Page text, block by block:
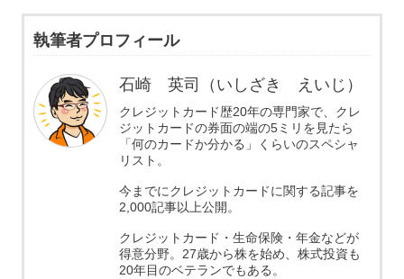
執筆者プロフィール
石崎 英司（いしざき えいじ）
クレジットカード歴20年の専門家で、クレ
ジットカードの券面の端の5ミリを見たら
「何のカードか分かる」くらいのスペシャ
リスト。
今までにクレジットカードに関する記事を
2,000記事以上公開。
クレジットカード・生命保険・年金などが
得意分野。27歳から株を始め、株式投資も
20年目のベテランでもある。